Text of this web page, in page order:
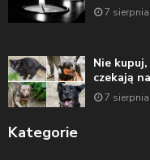
7
Nie
czekają
7
Kategorie